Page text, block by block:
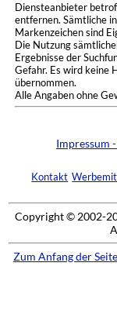
Diensteanbieter
entfernen. Sämtliche
Markenzeichen sind
Die Nutzung
Ergebnisse der
Gefahr. Es wird keine
übernommen.
Alle Angaben ohne
Impressum
Kontakt
Copyright © 2002-
Zum Anfang der Seite